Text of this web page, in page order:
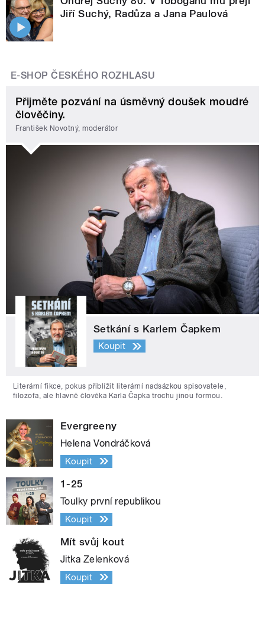
Jiří Suchý, Radůza a Jana Paulová
E-SHOP ČESKÉHO ROZHLASU
Přijměte pozvání na úsměvný doušek moudré
člověčiny.
František Novotný, moderátor
Setkání s Karlem Čapkem
Koupit
Literární fikce, pokus přiblížit literární nadsázkou spisovatele,
filozofa, ale hlavně člověka Karla Čapka trochu jinou formou.
Evergreeny
Helena Vondráčková
Koupit
1-25
Toulky první republikou
Koupit
Mít svůj kout
Jitka Zelenková
Koupit